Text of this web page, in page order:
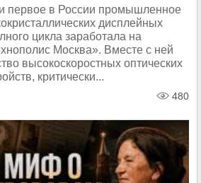
первое в России промышленное
дисплейных
цикла заработала на
Москва». Вместе с ней
высокоскоростных оптических
критически...
480